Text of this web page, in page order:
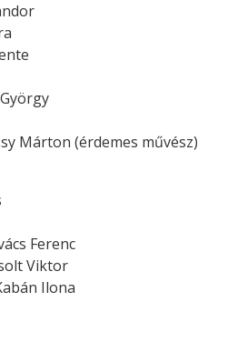
Márton (érdemes művész)
Ferenc
Viktor
Ilona